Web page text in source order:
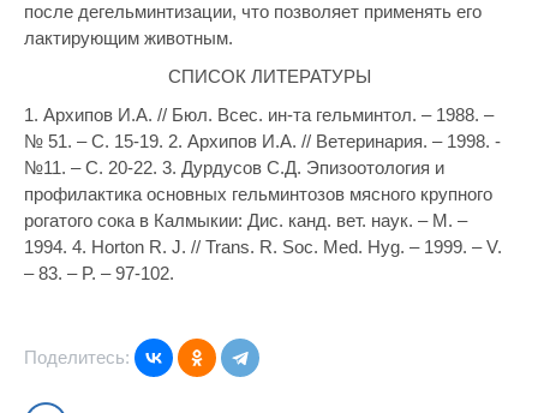
после дегельминтизации, что позволяет применять его
лактирующим животным.
СПИСОК ЛИТЕРАТУРЫ
1. Архипов И.А. // Бюл. Всес. ин-та гельминтол. – 1988. –
№ 51. – С. 15-19. 2. Архипов И.А. // Ветеринария. – 1998. -
№11. – С. 20-22. 3. Дурдусов С.Д. Эпизоотология и
профилактика основных гельминтозов мясного крупного
рогатого сока в Калмыкии: Дис. канд. вет. наук. – М. –
1994. 4. Horton R. J. // Trans. R. Soc. Med. Hyg. – 1999. – V.
– 83. – P. – 97-102.
Поделитесь: